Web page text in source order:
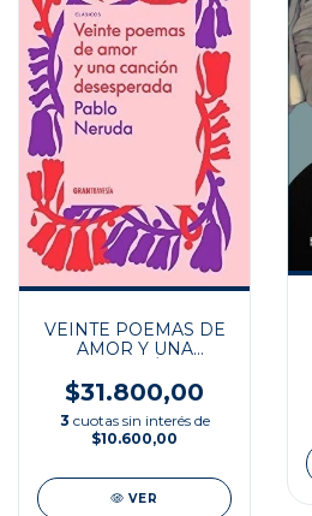
VEINTE POEMAS DE
AMOR Y UNA
DESESPERADA
$31.800,00
3 cuotas sin interés de
$10.600,00
VER